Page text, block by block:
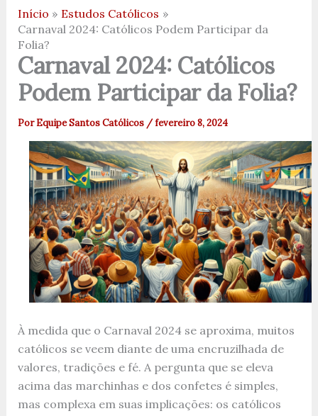
Início
Estudos Católicos
Carnaval 2024: Católicos Podem Participar da
Folia?
Carnaval 2024: Católicos
Podem Participar da Folia?
PorEquipe Santos Católicos /fevereiro 8, 2024
À medida que o Carnaval 2024 se aproxima, muitos
católicos se veem diante de uma encruzilhada de
valores, tradições e fé. A pergunta que se eleva
acima das marchinhas e dos confetes é simples,
mas complexa em suas implicações: os católicos